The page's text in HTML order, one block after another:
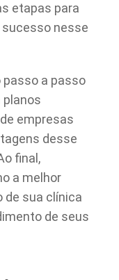
etapas para
nesse
passo a passo
planos
empresas
desse
final,
a melhor
de sua clínica
de seus